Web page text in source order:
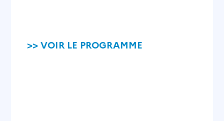
>> VOIR LE PROGRAMME